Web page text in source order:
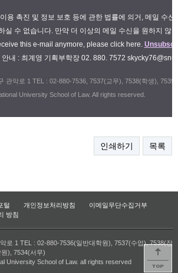
용 촉진 및 정보 보호 등에 관한 법률에 의거, 메일 수
실 수 없습니다. 만약 더 이상의 메일 수신을 원하지 않
this e-mail anymore, please click here.
내 : 최계영 기획부학장 02. 880. 7572 skycky76
관악로 1 TEL : 02-880-7536, 7537(교무), 7538(학생),
University School of Law. All rights reserved.
인쇄하기 목록
털 개인정보처리방침
이메일무단수집거부
방침
로 1 TEL : 02-880-7536(일반대학원), 7537(수업), 7538(장
), 7534(서무)
University School of Law. all rights reserved